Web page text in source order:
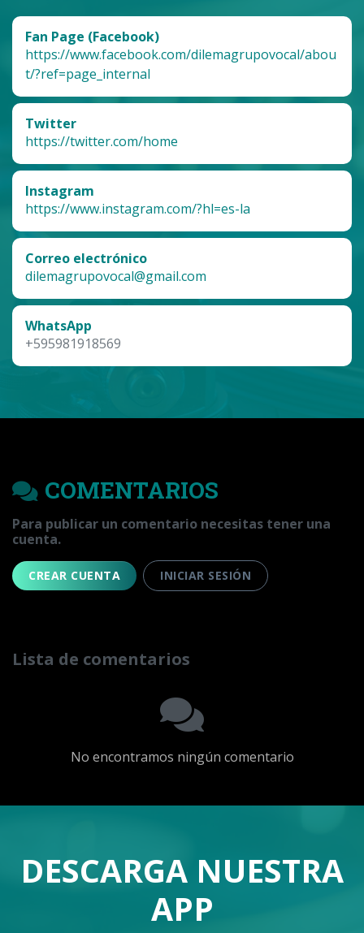
Fan Page (Facebook)
https://www.facebook.com/dilemagrupovocal/abou
t/?ref=page_internal
Twitter
https://twitter.com/home
Instagram
https://www.instagram.com/?hl=es-la
Correo electrónico
dilemagrupovocal@gmail.com
WhatsApp
+595981918569
COMENTARIOS
Para publicar un comentario necesitas tener una
cuenta.
CREAR CUENTA INICIAR SESIÓN
Lista de comentarios
No encontramos ningún comentario
DESCARGA NUESTRA
APP